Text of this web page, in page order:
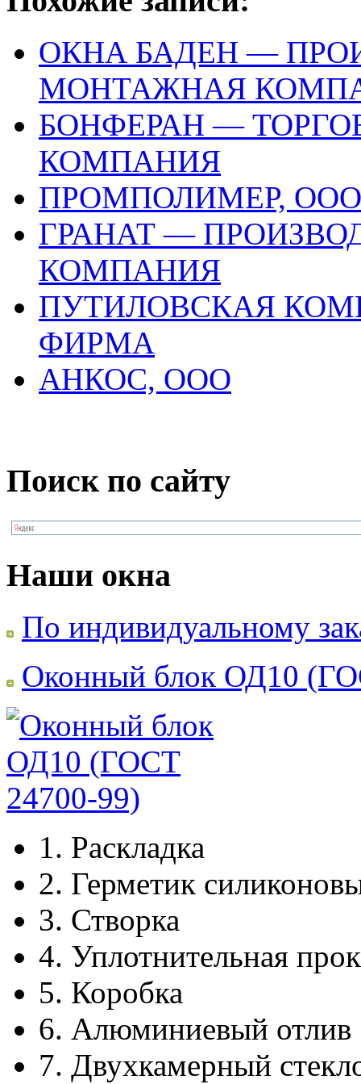
ОКНА БАДЕН —
МОНТАЖНАЯ
БОНФЕРАН —
КОМПАНИЯ
ПРОМПОЛИМЕР,
ГРАНАТ —
КОМПАНИЯ
ПУТИЛОВСКАЯ
ФИРМА
АНКОС, ООО
Поиск по сайту
Наши окна
По индивидуальному
Оконный блок ОД10
1. Раскладка
2. Герметик
3. Створка
4. Уплотнительная
5. Коробка
6. Алюминиевый отлив
7. Двухкамерный